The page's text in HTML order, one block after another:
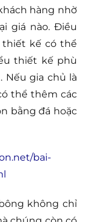
hàng nhờ
giá nào. Điều
thiết kế có thể
thiết kế phù
Nếu gia chủ là
thể thêm các
bằng đá hoặc
bai-
không chỉ